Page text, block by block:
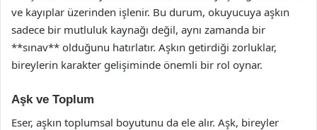
ve kayıplar üzerinden işlenir. Bu durum, okuyucuya aşkın
sadece bir mutluluk kaynağı değil, aynı zamanda bir
**sınav** olduğunu hatırlatır. Aşkın getirdiği zorluklar,
bireylerin karakter gelişiminde önemli bir rol oynar.
Aşk ve Toplum
Eser, aşkın toplumsal boyutunu da ele alır. Aşk, bireyler